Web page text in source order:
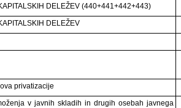
DELEŽEV (440+441+442+443)
DELEŽEV
privatizacije
v javnih skladih in drugih osebah javnega